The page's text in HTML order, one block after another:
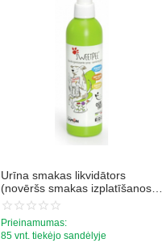
Urīna smakas likvidātors
(novēršs smakas izplatīšanos)
250ml
Prieinamumas:
85 vnt. tiekėjo sandėlyje